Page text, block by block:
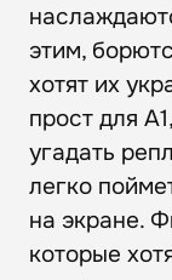
этим,
хотят их
прост для
угадать
легко
на экране.
которые